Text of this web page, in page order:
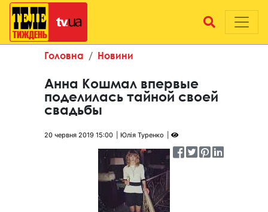
Головна Новини
Анна Кошмал впервые
поделилась тайной своей
свадьбы
20 червня 2019 15:00 Юлія Туренко